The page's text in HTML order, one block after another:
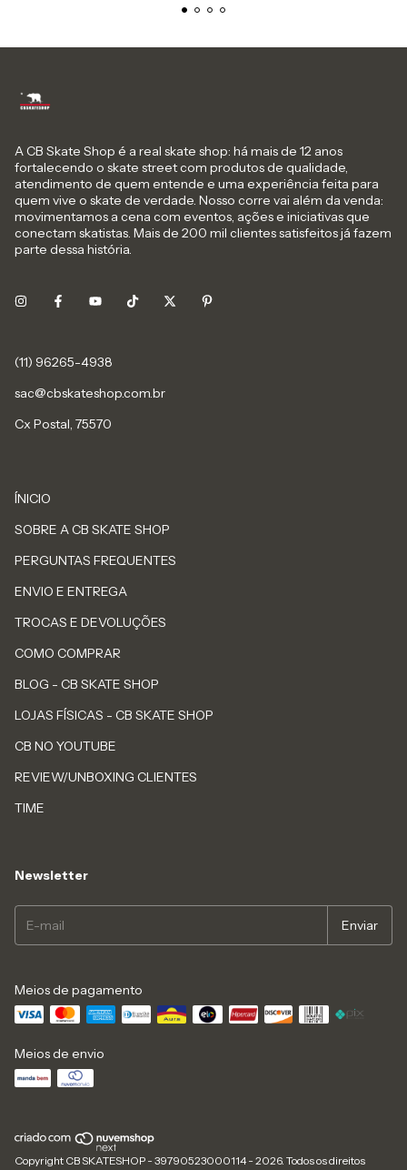
A CB Skate Shop é a real skate shop: há mais de 12 anos
fortalecendo o skate street com produtos de qualidade,
atendimento de quem entende e uma experiência feita para
quem vive o skate de verdade. Nosso corre vai além da venda:
movimentamos a cena com eventos, ações e iniciativas que
conectam skatistas. Mais de 200 mil clientes satisfeitos já fazem
parte dessa história.
sac@cbskateshop.com.br
Cx Postal, 75570
ÍNICIO
SOBRE A CB SKATE SHOP
PERGUNTAS FREQUENTES
ENVIO E ENTREGA
TROCAS E DEVOLUÇÕES
COMO COMPRAR
BLOG - CB SKATE SHOP
LOJAS FÍSICAS - CB SKATE SHOP
CB NO YOUTUBE
REVIEW/UNBOXING CLIENTES
TIME
Newsletter
Meios de pagamento
Meios de envio
Copyright CB SKATESHOP - 39790523000114 - 2026. Todos os direitos